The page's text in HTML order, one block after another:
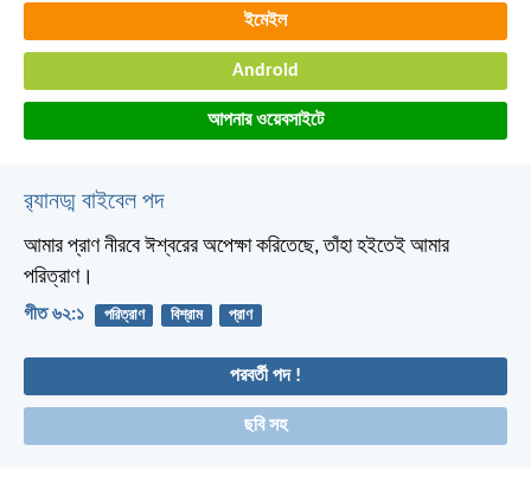
ইমেইল
Android
আপনার ওয়েবসাইটে
র‌্যানড্ম বাইবেল পদ
আমার প্রাণ নীরবে ঈশ্বরের অপেক্ষা করিতেছে,তাঁহা হইতেই আমার
পরিত্রাণ।
গীত ৬২:১ পরিত্রাণ বিশ্রাম প্রাণ
পরবর্তী পদ !
ছবি সহ